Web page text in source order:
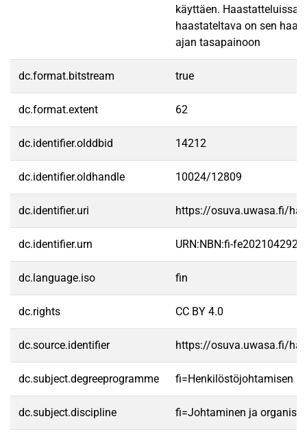
käyttäen. Haastatteluissa
haastateltava on sen
ajan tasapainoon
dc.format.bitstream true
dc.format.extent 62
dc.identifier.olddbid 14212
dc.identifier.oldhandle 10024/12809
dc.identifier.uri https://osuva.uwasa.fi/
dc.identifier.urn URN:NBN:fi-
dc.language.iso fin
dc.rights CC BY 4.0
dc.source.identifier https://osuva.uwasa.fi/
dc.subject.degreeprogramme fi=Henkilöstöjohtamisen
dc.subject.discipline fi=Johtaminen ja